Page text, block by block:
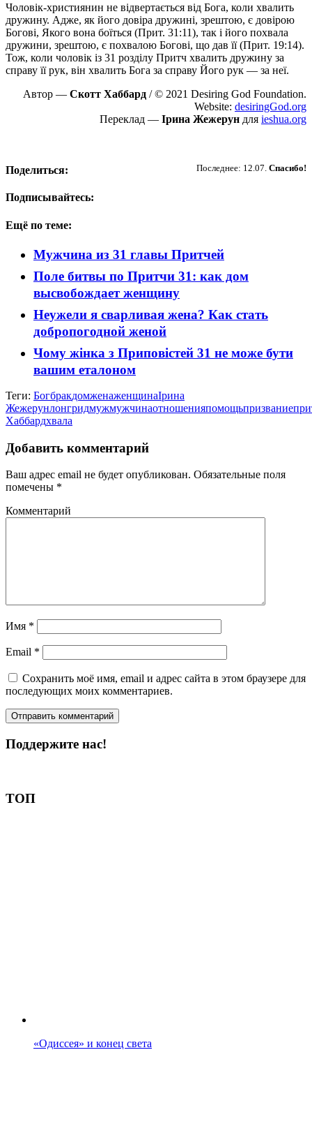
Чоловік-християнин не відвертається від Бога, коли хвалить
дружину. Адже, як його довіра дружині, зрештою, є довірою
Богові, Якого вона боїться (Прит. 31:11), так і його похвала
дружини, зрештою, є похвалою Богові, що дав її (Прит. 19:14).
Тож, коли чоловік із 31 розділу Притч хвалить дружину за
справу її рук, він хвалить Бога за справу Його рук — за неї.
Автор — Скотт Хаббард / © 2021 Desiring God Foundation.
Website: desiringGod.org
Переклад — Ірина Жежерун для ieshua.org
Последнее: 12.07. Спасибо!
Поделиться:
Подписывайтесь:
Ещё по теме:
Мужчина из 31 главы Притчей
Поле битвы по Притчи 31: как дом
высвобождает женщину
Неужели я сварливая жена? Как стать
добропогодной женой
Чому жінка з Приповістей 31 не може бути
вашим еталоном
Теги: БогбракдомженаженщинаІрина
Жежерунлонгридмужмужчинаотношенияпомощьпризвание
Хаббардхвала
Добавить комментарий
Ваш адрес email не будет опубликован. Обязательные поля
помечены *
Комментарий
Имя *
Email *
Сохранить моё имя, email и адрес сайта в этом браузере для
последующих моих комментариев.
Поддержите нас!
ТОП
«Одиссея» и конец света